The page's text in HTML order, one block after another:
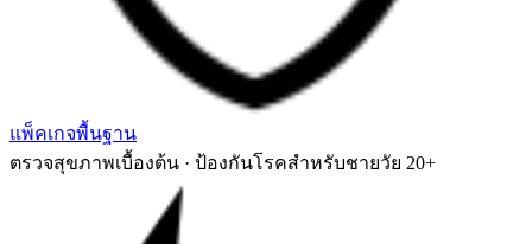
แพ็คเกจพื้นฐาน
ตรวจสุขภาพเบื้องต้น · ป้องกันโรคสำหรับชายวัย 20+